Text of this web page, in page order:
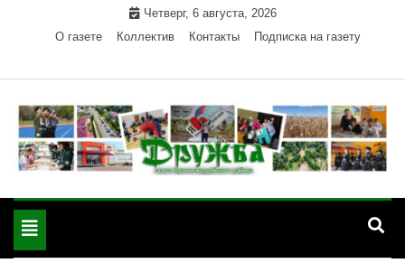
Четверг, 6 августа, 2026
О газете
Коллектив Контакты Подписка на газету
"Дружба" — газета
Красногвардейского района Республики Адыгея
Toggle
navigation